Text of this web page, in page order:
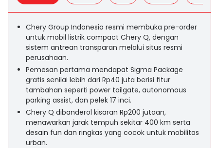
Chery Group Indonesia resmi membuka pre-order
untuk mobil listrik compact Chery Q, dengan
sistem antrean transparan melalui situs resmi
perusahaan.
Pemesan pertama mendapat Sigma Package
gratis senilai lebih dari Rp40 juta berisi fitur
tambahan seperti power tailgate, autonomous
parking assist, dan pelek 17 inci.
Chery Q dibanderol kisaran Rp200 jutaan,
menawarkan jarak tempuh sekitar 400 km serta
desain fun dan ringkas yang cocok untuk mobilitas
urban.